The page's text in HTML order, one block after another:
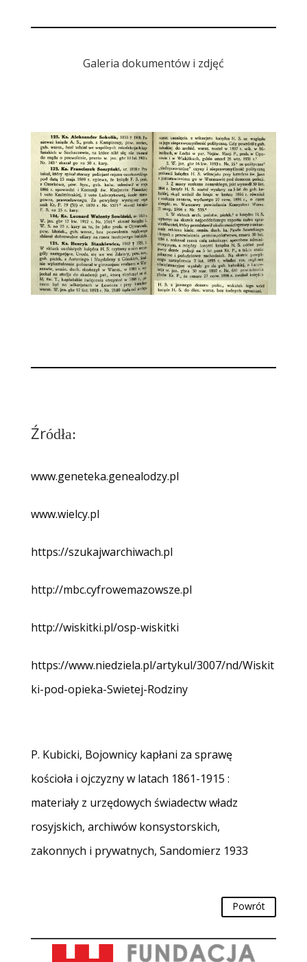
Galeria dokumentów i zdjęć
Źródła:
www.geneteka.genealodzy.pl
www.wielcy.pl
https://szukajwarchiwach.pl
http://mbc.cyfrowemazowsze.pl
http://wiskitki.pl/osp-wiskitki
https://www.niedziela.pl/artykul/3007/nd/Wiskit
ki-pod-opieka-Swietej-Rodziny
P. Kubicki, Bojownicy kapłani za sprawę
kościoła i ojczyzny w latach 1861-1915 :
materiały z urzędowych świadectw władz
rosyjskich, archiwów konsystorskich,
zakonnych i prywatnych, Sandomierz 1933
Powrót